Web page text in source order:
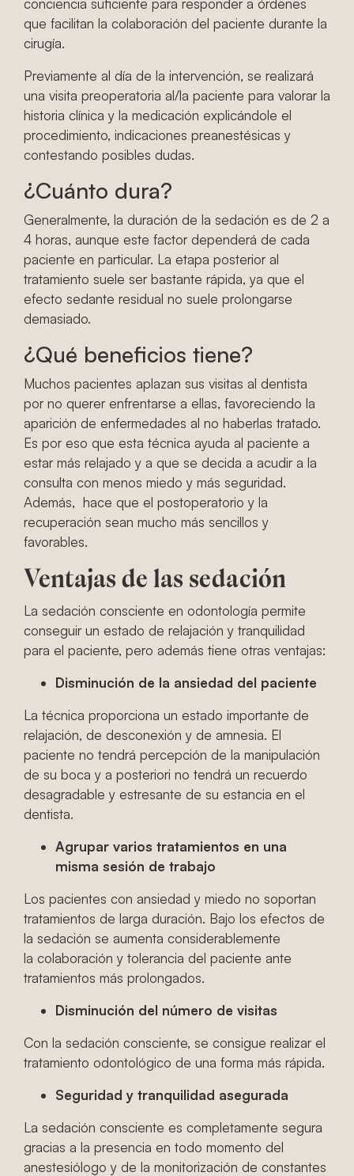
que facilitan la colaboración del paciente durante la
cirugía.
Previamente al día de la intervención, se realizará
una visita preoperatoria al/la paciente para valorar la
historia clínica y la medicación explicándole el
procedimiento, indicaciones preanestésicas y
contestando posibles dudas.
¿Cuánto dura?
Generalmente, la duración de la sedación es de 2 a
4 horas, aunque este factor dependerá de cada
paciente en particular. La etapa posterior al
tratamiento suele ser bastante rápida, ya que el
efecto sedante residual no suele prolongarse
demasiado.
¿Qué beneficios tiene?
Muchos pacientes aplazan sus visitas al dentista
por no querer enfrentarse a ellas, favoreciendo la
aparición de enfermedades al no haberlas tratado.
Es por eso que esta técnica ayuda al paciente a
estar más relajado y a que se decida a acudir a la
consulta con menos miedo y más seguridad.
Además, hace que el postoperatorio y la
recuperación sean mucho más sencillos y
favorables.
Ventajas de las sedación
La sedación consciente en odontología permite
conseguir un estado de relajación y tranquilidad
para el paciente, pero además tiene otras ventajas:
Disminución de la ansiedad del paciente
La técnica proporciona un estado importante de
relajación, de desconexión y de amnesia. El
paciente no tendrá percepción de la manipulación
de su boca y a posteriori no tendrá un recuerdo
desagradable y estresante de su estancia en el
dentista.
Agrupar varios tratamientos en una
misma sesión de trabajo
Los pacientes con ansiedad y miedo no soportan
tratamientos de larga duración. Bajo los efectos de
la sedación se aumenta considerablemente
la colaboración y tolerancia del paciente ante
tratamientos más prolongados.
Disminución del número de visitas
Con la sedación consciente, se consigue realizar el
tratamiento odontológico de una forma más rápida.
Seguridad y tranquilidad asegurada
La sedación consciente es completamente segura
gracias a la presencia en todo momento del
anestesiólogo y de la monitorización de constantes